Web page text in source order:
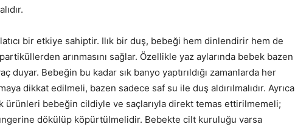
bir etkiye sahiptir. Ilık bir duş, bebeği hem dinlendirir hem de
arınmasını sağlar. Özellikle yaz aylarında bebek bazen
duyar. Bebeğin bu kadar sık banyo yaptırıldığı zamanlarda her
dikkat edilmeli, bazen sadece saf su ile duş aldırılmalıdır. Ayrıca
ürünleri bebeğin cildiyle ve saçlarıyla direkt temas ettirilmemeli;
dökülüp köpürtülmelidir. Bebekte cilt kuruluğu varsa